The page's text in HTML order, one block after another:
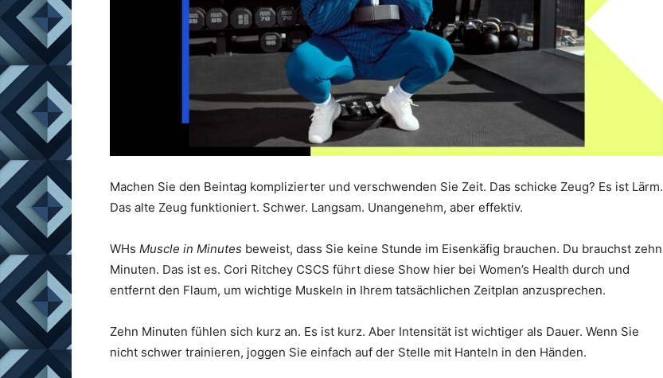
Machen Sie den Beintag komplizierter und verschwenden Sie Zeit. Das schicke Zeug? Es ist Lärm.
Das alte Zeug funktioniert. Schwer. Langsam. Unangenehm, aber effektiv.
WHs Muscle in Minutes beweist, dass Sie keine Stunde im Eisenkäfig brauchen. Du brauchst zehn
Minuten. Das ist es. Cori Ritchey CSCS führt diese Show hier bei Women’s Health durch und
entfernt den Flaum, um wichtige Muskeln in Ihrem tatsächlichen Zeitplan anzusprechen.
Zehn Minuten fühlen sich kurz an. Es ist kurz. Aber Intensität ist wichtiger als Dauer. Wenn Sie
nicht schwer trainieren, joggen Sie einfach auf der Stelle mit Hanteln in den Händen.